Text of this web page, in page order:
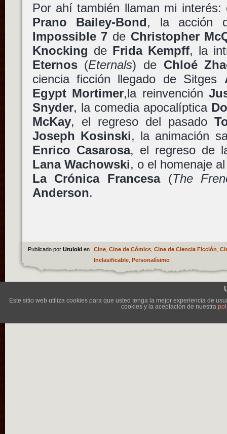
Por ahí también llaman mi
Prano Bailey-Bond, la acción
Impossible 7 de Christopher
Knocking de Frida Kempff, la
Eternos(Eternals) de Chloé
ciencia ficción llegado de Sitges
Egypt Mortimer,la reinvención
Snyder, la comedia apocalíptica
McKay, el regreso del pasado
Joseph Kosinski, la animación
Enrico Casarosa, el regreso de
Lana Wachowski, o el homenaje
La Crónica Francesa(The
Anderson.
Publicado por Uruloki en Cine, Cine de Cómics, Cine de Ciencia Ficción
Inclasificable, Personalísimo.
Este sitio web utiliza cookies para que usted tenga la mejor experiencia de
cookies y la aceptación de nuestra